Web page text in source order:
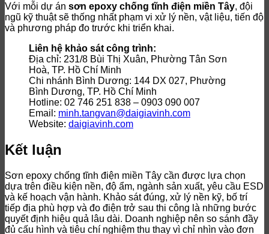
Với mỗi dự án sơn epoxy chống tĩnh điện miền Tây, đội
ngũ kỹ thuật sẽ thống nhất phạm vi xử lý nền, vật liệu, tiến độ
và phương pháp đo trước khi triển khai.
Liên hệ khảo sát công trình:
Địa chỉ: 231/8 Bùi Thị Xuân, Phường Tân Sơn
Hoà, TP. Hồ Chí Minh
Chi nhánh Bình Dương: 144 DX 027, Phường
Bình Dương, TP. Hồ Chí Minh
Hotline: 02 746 251 838 – 0903 090 007
Email: minh.tangvan@daigiavinh.com
Website: daigiavinh.com
Kết luận
Sơn epoxy chống tĩnh điện miền Tây cần được lựa chọn
dựa trên điều kiện nền, độ ẩm, ngành sản xuất, yêu cầu ESD
và kế hoạch vận hành. Khảo sát đúng, xử lý nền kỹ, bố trí
tiếp địa phù hợp và đo điện trở sau thi công là những bước
quyết định hiệu quả lâu dài. Doanh nghiệp nên so sánh đầy
đủ cấu hình và tiêu chí nghiệm thu thay vì chỉ nhìn vào đơn